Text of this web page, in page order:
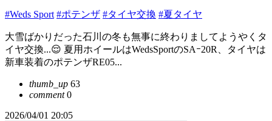
#Weds Sport #ポテンザ #タイヤ交換 #夏タイヤ
大雪ばかりだった石川の冬も無事に終わりましてようやくタ
イヤ交換...😌 夏用ホイールはWedsSportのSAｰ20R、タイヤは
新車装着のポテンザRE05...
thumb_up 63
comment0
2026/04/01 20:05